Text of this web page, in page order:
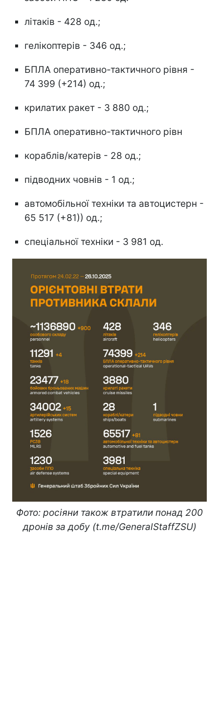
літаків - 428 од.;
гелікоптерів - 346 од.;
БПЛА оперативно-тактичного рівня -
74 399 (+214) од.;
крилатих ракет - 3 880 од.;
БПЛА оперативно-тактичного рівн
кораблів/катерів - 28 од.;
підводних човнів - 1 од.;
автомобільної техніки та автоцистерн -
65 517 (+81)) од.;
спеціальної техніки - 3 981 од.
Фото: росіяни також втратили понад 200
дронів за добу (t.me/GeneralStaffZSU)